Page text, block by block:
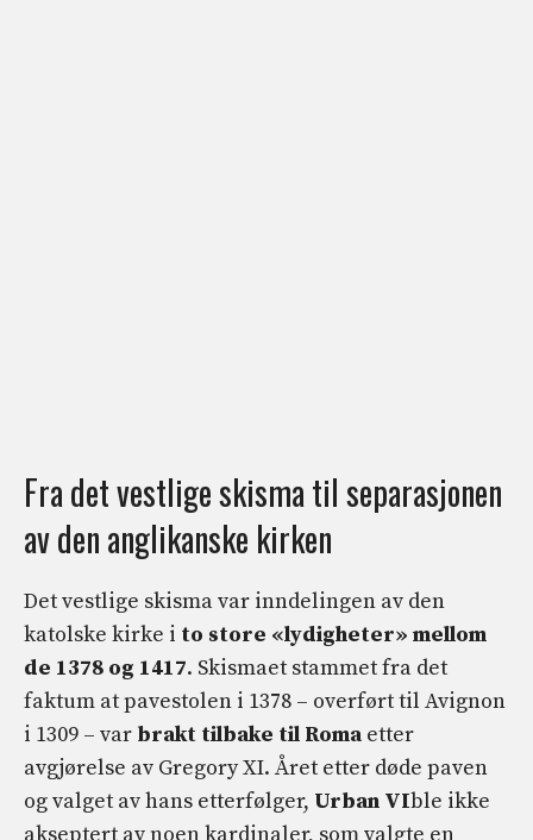
Fra det vestlige skisma til separasjonen
av den anglikanske kirken
Det vestlige skisma var inndelingen av den
katolske kirke i to store «lydigheter» mellom
de 1378 og 1417. Skismaet stammet fra det
faktum at pavestolen i 1378 – overført til Avignon
i 1309 – var brakt tilbake til Roma etter
avgjørelse av Gregory XI. Året etter døde paven
og valget av hans etterfølger, Urban VIble ikke
akseptert av noen kardinaler, som valgte en